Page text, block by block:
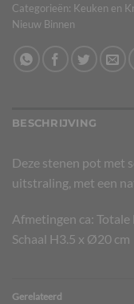
Categorieën: Keuken en
Nieuw Binnen
BESCHRIJVING
Deze stenen pot met
uitstraling, met een
Afmetingen ca:
Schaal H3.5 x Ø20 cm
Gerelateerd